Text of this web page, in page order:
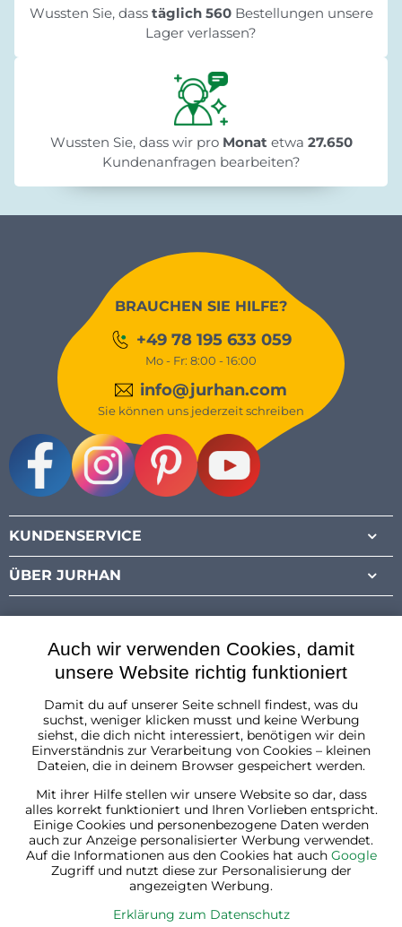
Wussten Sie, dass täglich 560Bestellungen unsere
Lager verlassen?
Wussten Sie, dass wir pro Monat etwa 27.650
Kundenanfragen bearbeiten?
BRAUCHEN SIE HILFE?
+49 78 195 633 059
Mo - Fr: 8:00 - 16:00
info@jurhan.com
Sie können uns jederzeit schreiben
KUNDENSERVICE
ÜBER JURHAN
Österreich
Auch wir verwenden Cookies, damit
unsere Website richtig funktioniert
Damit du auf unserer Seite schnell findest, was du
suchst, weniger klicken musst und keine Werbung
siehst, die dich nicht interessiert, benötigen wir dein
Einverständnis zur Verarbeitung von Cookies – kleinen
Dateien, die in deinem Browser gespeichert werden.
Mit ihrer Hilfe stellen wir unsere Website so dar, dass
alles korrekt funktioniert und Ihren Vorlieben entspricht.
Einige Cookies und personenbezogene Daten werden
auch zur Anzeige personalisierter Werbung verwendet.
Auf die Informationen aus den Cookies hat auch Google
Zugriff und nutzt diese zur Personalisierung der
angezeigten Werbung.
Erklärung zum Datenschutz